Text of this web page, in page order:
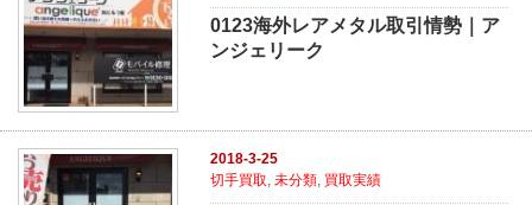
0123海外レアメタル取引情勢｜ア
ンジェリーク
2018-3-25
切手買取,未分類, 買取実績